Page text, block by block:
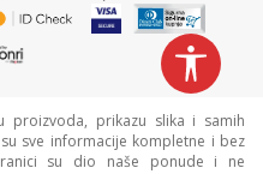
prikazu slika i samih
sve informacije kompletne i bez
su dio naše ponude i ne